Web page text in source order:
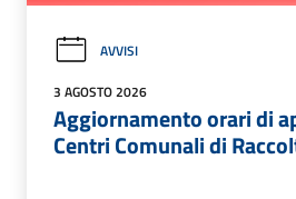
AVVISI
3 AGOSTO 2026
Aggiornamento orari di
Centri Comunali di